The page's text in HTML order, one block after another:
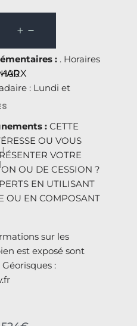
|
: . Horaires
: Lundi et
: CETTE
OU VOUS
VOTRE
OU DE CESSION ?
EN UTILISANT
OU EN COMPOSANT
sur les
est exposé sont
: